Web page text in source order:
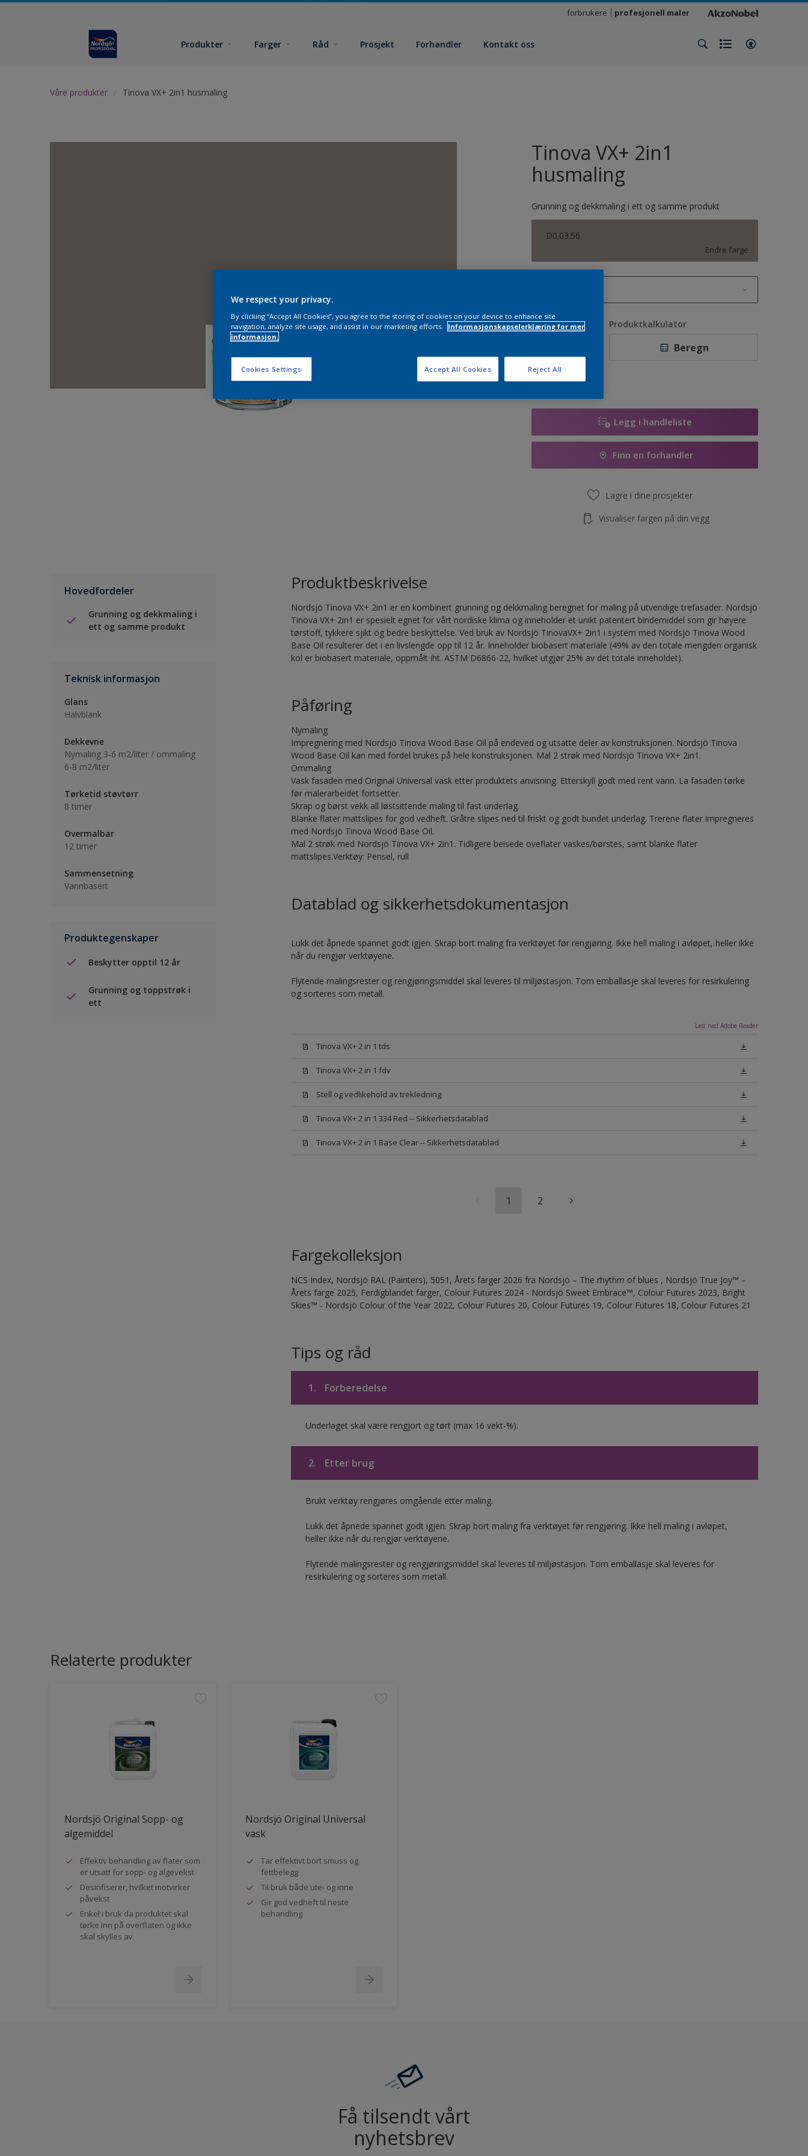
forbrukere profesjonell maler
Produkter Farger Råd Prosjekt Forhandler Kontakt oss
Våre produkter Tinova VX+ 2in1 husmaling
Tinova VX+ 2in1
husmaling
Grunning og dekkmaling i ett og samme produkt
D0.03.56
Endre farge
1L
2,5L
5L
10L
Antall Produktkalkulator
Beregn
Legg i handleliste
Finn en forhandler
Lagre i dine prosjekter
Visualiser fargen på din vegg
Hovedfordeler
Grunning og dekkmaling i
ett og samme produkt
Teknisk informasjon
Glans
Halvblank
Dekkevne
Nymaling 3-6 m2/liter / ommaling
6-8 m2/liter
Tørketid støvtørr
8 timer
Overmalbar
12 timer
Sammensetning
Vannbasert
Produktegenskaper
Beskytter opptil 12 år
Grunning og toppstrøk i
ett
Produktbeskrivelse
Nordsjö Tinova VX+ 2in1 er en kombinert grunning og dekkmaling beregnet for maling på utvendige trefasader. Nordsjö
Tinova VX+ 2in1 er spesielt egnet for vårt nordiske klima og inneholder et unikt patentert bindemiddel som gir høyere
tørstoff, tykkere sjikt og bedre beskyttelse. Ved bruk av Nordsjö TinovaVX+ 2in1 i system med Nordsjö Tinova Wood
Base Oil resulterer det i en livslengde opp til 12 år. Inneholder biobasert materiale (49% av den totale mengden organisk
kol er biobasert materiale, oppmålt iht. ASTM D6866-22, hvilket utgjør 25% av det totale inneholdet).
Påføring
Nymaling
Impregnering med Nordsjö Tinova Wood Base Oil på endeved og utsatte deler av konstruksjonen. Nordsjö Tinova
Wood Base Oil kan med fordel brukes på hele konstruksjonen. Mal 2 strøk med Nordsjö Tinova VX+ 2in1.
Ommaling
Vask fasaden med Original Universal vask etter produktets anvisning. Etterskyll godt med rent vann. La fasaden tørke
før malerarbeidet fortsetter.
Skrap og børst vekk all løstsittende maling til fast underlag.
Blanke flater mattslipes for god vedheft. Gråtre slipes ned til friskt og godt bundet underlag. Trerene flater impregneres
med Nordsjö Tinova Wood Base Oil.
Mal 2 strøk med Nordsjö Tinova VX+ 2in1. Tidligere beisede oveflater vaskes/børstes, samt blanke flater
mattslipes.Verktøy: Pensel, rull
Datablad og sikkerhetsdokumentasjon
Lukk det åpnede spannet godt igjen. Skrap bort maling fra verktøyet før rengjøring. Ikke hell maling i avløpet, heller ikke
når du rengjør verktøyene.
Flytende malingsrester og rengjøringsmiddel skal leveres til miljøstasjon. Tom emballasje skal leveres for resirkulering
og sorteres som metall.
Last ned Adobe Reader
Tinova VX+ 2 in 1 tds
Tinova VX+ 2 in 1 fdv
Stell og vedlikehold av trekledning
Tinova VX+ 2 in 1 334 Red -- Sikkerhetsdatablad
Tinova VX+ 2 in 1 Base Clear -- Sikkerhetsdatablad
1 2
Fargekolleksjon
NCS Index, Nordsjö RAL (Painters), 5051, Årets farger 2026 fra Nordsjö – The rhythm of blues , Nordsjö True Joy™ –
Årets farge 2025, Ferdigblandet farger, Colour Futures 2024 - Nordsjö Sweet Embrace™, Colour Futures 2023, Bright
Skies™ - Nordsjö Colour of the Year 2022, Colour Futures 20, Colour Futures 19, Colour Futures 18, Colour Futures 21
Tips og råd
1. Forberedelse
Underlaget skal være rengjort og tørt (max 16 vekt-%).
2. Etter brug
Brukt verktøy rengjøres omgående etter maling.
Lukk det åpnede spannet godt igjen. Skrap bort maling fra verktøyet før rengjøring. Ikke hell maling i avløpet,
heller ikke når du rengjør verktøyene.
Flytende malingsrester og rengjøringsmiddel skal leveres til miljøstasjon. Tom emballasje skal leveres for
resirkulering og sorteres som metall.
Relaterte produkter
Nordsjö Original Sopp- og
algemiddel
Effektiv behandling av flater som
er utsatt for sopp- og algevekst
Desinfiserer, hvilket motvirker
påvekst
Enkel i bruk da produktet skal
tørke inn på overflaten og ikke
skal skylles av
Nordsjö Original Universal
vask
Tar effektivt bort smuss og
fettbelegg
Til bruk både ute- og inne
Gir god vedheft til neste
behandling
Få tilsendt vårt
nyhetsbrev
We respect your privacy.
By clicking “Accept All Cookies”, you agree to the storing of cookies on your device to enhance site
navigation, analyze site usage, and assist in our marketing efforts.
Informasjonskapselerklæring for mer
informasjon.
Cookies Settings Reject All
Accept All Cookies